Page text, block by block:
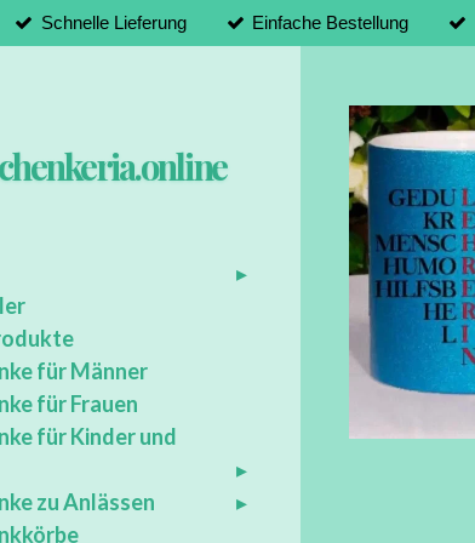
Schnelle Lieferung Einfache Bestellung
für Männer
für Frauen
für Kinder und
zu Anlässen